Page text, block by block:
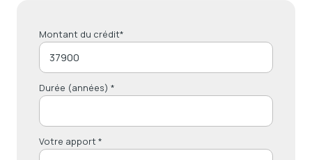
Montant du crédit*
Durée (années) *
Votre apport *